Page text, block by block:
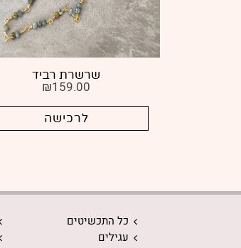
שרשרת רביד
₪159.00
לרכישה
כל התכשיטים
עגילים